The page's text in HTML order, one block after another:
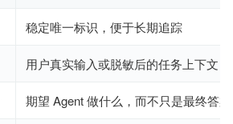
稳定唯一标识，便于长期追踪
用户真实输入或脱敏后的任务上下文
期望 Agent 做什么，而不只是最终答案